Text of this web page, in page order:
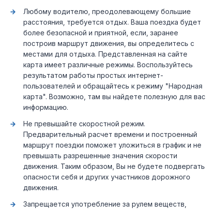
Любому водителю, преодолевающему большие
расстояния, требуется отдых. Ваша поездка будет
более безопасной и приятной, если, заранее
построив маршрут движения, вы определитесь с
местами для отдыха. Представленная на сайте
карта имеет различные режимы. Воспользуйтесь
результатом работы простых интернет-
пользователей и обращайтесь к режиму "Народная
карта". Возможно, там вы найдете полезную для вас
информацию.
Не превышайте скоростной режим.
Предварительный расчет времени и построенный
маршрут поездки поможет уложиться в график и не
превышать разрешенные значения скорости
движения. Таким образом, Вы не будете подвергать
опасности себя и других участников дорожного
движения.
Запрещается употребление за рулем веществ,